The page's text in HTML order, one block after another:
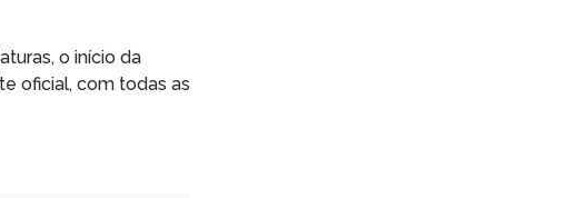
o início da
oficial, com todas as